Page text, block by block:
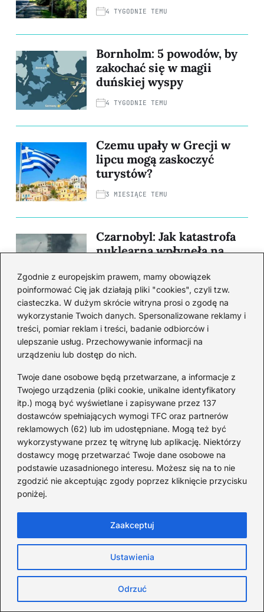
Zgodnie z europejskim prawem, mamy obowiązek
poinformować Cię jak działają pliki "cookies", czyli tzw.
ciasteczka. W dużym skrócie witryna prosi o zgodę na
wykorzystanie Twoich danych. Spersonalizowane reklamy i
treści, pomiar reklam i treści, badanie odbiorców i
ulepszanie usług. Przechowywanie informacji na
urządzeniu lub dostęp do nich.
Twoje dane osobowe będą przetwarzane, a informacje z
Twojego urządzenia (pliki cookie, unikalne identyfikatory
itp.) mogą być wyświetlane i zapisywane przez 137
dostawców spełniających wymogi TFC oraz partnerów
reklamowych (62) lub im udostępniane. Mogą też być
wykorzystywane przez tę witrynę lub aplikację. Niektórzy
dostawcy mogę przetwarzać Twoje dane osobowe na
podstawie uzasadnionego interesu. Możesz się na to nie
zgodzić nie akceptując zgody poprzez kliknięcie przycisku
poniżej.
Ustawienia
Odrzuć
Zaakceptuj
4 TYGODNIE TEMU
Bornholm: 5 powodów, by
zakochać się w magii
duńskiej wyspy
4 TYGODNIE TEMU
Czemu upały w Grecji w
lipcu mogą zaskoczyć
turystów?
3 MIESIĄCE TEMU
Czarnobyl: Jak katastrofa
nuklearna wpłynęła na
4 MIESIĄCE TEMU
Wszystko, co musisz
wiedzieć o wywożeniu
muszli z Hiszpanii: zasady
i ograniczenia
6 MIESIĘCY TEMU
Loty